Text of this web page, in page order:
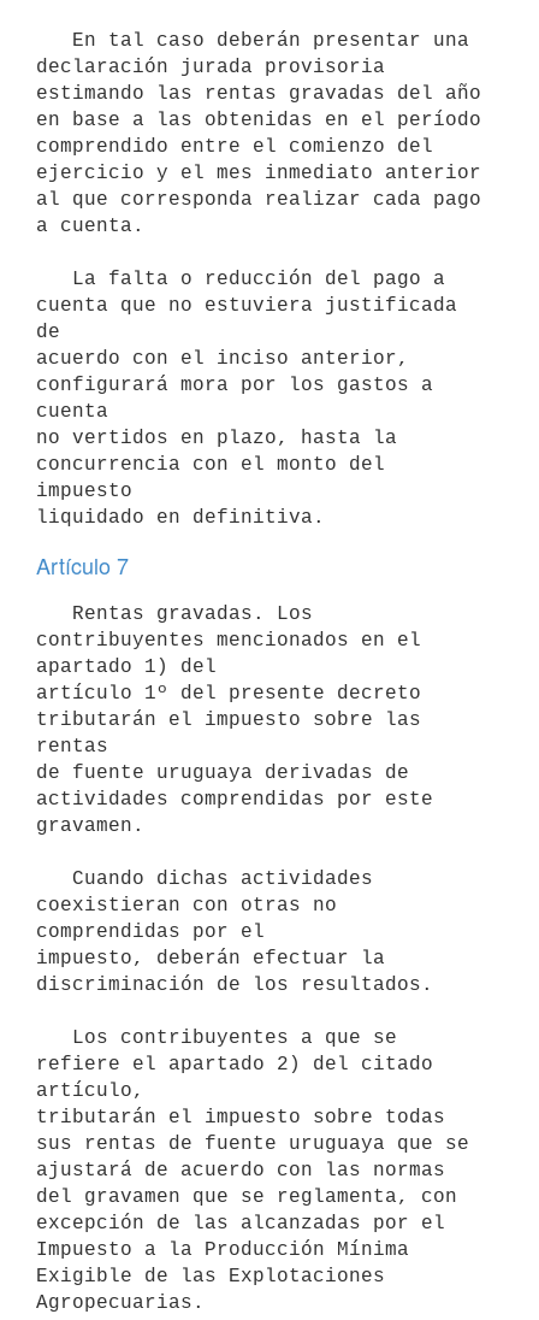
declaración jurada provisoria
estimando las rentas gravadas del año
en base a las obtenidas en el período
comprendido entre el comienzo del
ejercicio y el mes inmediato anterior
al que corresponda realizar cada pago
a cuenta.
cuenta que no estuviera justificada
de
acuerdo con el inciso anterior,
configurará mora por los gastos a
cuenta
no vertidos en plazo, hasta la
concurrencia con el monto del
impuesto
Artículo 7
contribuyentes mencionados en el
apartado 1) del
artículo 1º del presente decreto
tributarán el impuesto sobre las
rentas
de fuente uruguaya derivadas de
actividades comprendidas por este
gravamen.
coexistieran con otras no
comprendidas por el
impuesto, deberán efectuar la
discriminación de los resultados.
refiere el apartado 2) del citado
artículo,
tributarán el impuesto sobre todas
sus rentas de fuente uruguaya que se
ajustará de acuerdo con las normas
del gravamen que se reglamenta, con
excepción de las alcanzadas por el
Impuesto a la Producción Mínima
Exigible de las Explotaciones
Agropecuarias.